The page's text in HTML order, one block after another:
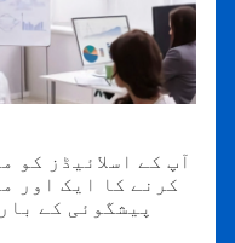
آپ کے اسلائیڈز کو
کرنے کا ایک اور
پیشگوئی کے